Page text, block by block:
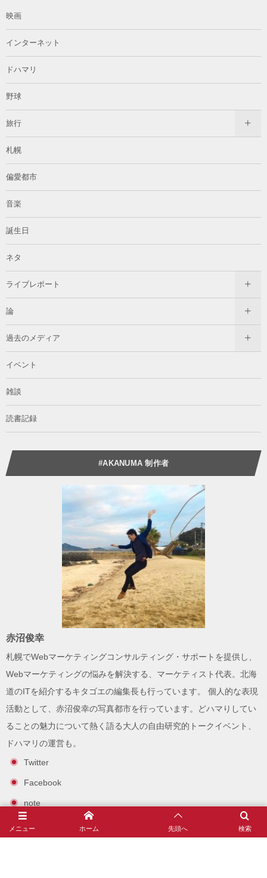
映画
インターネット
ドハマリ
野球
旅行
札幌
偏愛都市
音楽
誕生日
ネタ
ライブレポート
論
過去のメディア
イベント
雑談
読書記録
#AKANUMA 制作者
赤沼俊幸
札幌でWebマーケティングコンサルティング・サポートを提供し、
Webマーケティングの悩みを解決する、 マーケティスト代表。北海
道のITを紹介するキタゴエの編集長も行っています。 個人的な表現
活動として、 赤沼俊幸の写真都市を行っています。どハマりしてい
ることの魅力について熱く語る大人の自由研究的トークイベント、
ドハマリの運営も。
Twitter
Facebook
note
メニュー 検索
ホーム 先頭へ